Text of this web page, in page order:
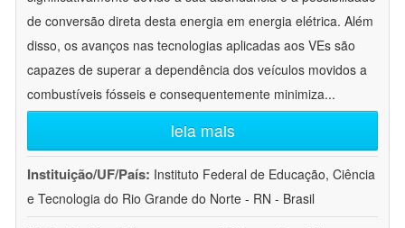
de conversão direta desta energia em energia elétrica. Além
disso, os avanços nas tecnologias aplicadas aos VEs são
capazes de superar a dependência dos veículos movidos a
combustíveis fósseis e consequentemente minimiza...
leia mais
Instituição/UF/País: Instituto Federal de Educação, Ciência
e Tecnologia do Rio Grande do Norte - RN - Brasil